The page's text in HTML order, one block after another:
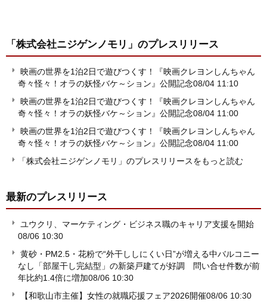
「株式会社ニジゲンノモリ」 のプレスリリース
映画の世界を1泊2日で遊びつくす！『映画クレヨンしんちゃん
奇々怪々！オラの妖怪バケ～ション』公開記念08/04 11:10
映画の世界を1泊2日で遊びつくす！『映画クレヨンしんちゃん
奇々怪々！オラの妖怪バケ～ション』公開記念08/04 11:00
映画の世界を1泊2日で遊びつくす！『映画クレヨンしんちゃん
奇々怪々！オラの妖怪バケ～ション』公開記念08/04 11:00
「株式会社ニジゲンノモリ」のプレスリリースをもっと読む
最新のプレスリリース
ユウクリ、マーケティング・ビジネス職のキャリア支援を開始
08/06 10:30
黄砂・PM2.5・花粉で“外干ししにくい日”が増える中バルコニー
なし「部屋干し完結型」の新築戸建てが好調 問い合せ件数が前
年比約1.4倍に増加08/06 10:30
【和歌山市主催】女性の就職応援フェア2026開催08/06 10:30